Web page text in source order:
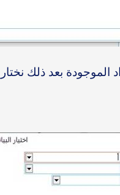
الموجودة بعد ذلك